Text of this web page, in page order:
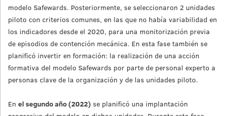
modelo Safewards. Posteriormente, se seleccionaron 2 unidades
piloto con criterios comunes, en las que no había variabilidad en
los indicadores desde el 2020, para una monitorización previa
de episodios de contención mecánica. En esta fase también se
planificó invertir en formación: la realización de una acción
formativa del modelo Safewards por parte de personal experto a
personas clave de la organización y de las unidades piloto.
En el segundo año (2022) se planificó una implantación